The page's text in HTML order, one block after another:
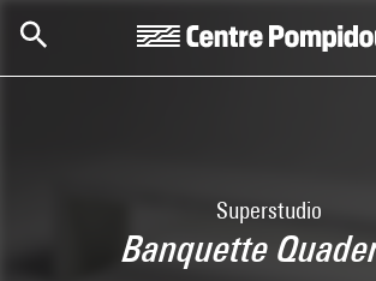
Superstudio
Banquette